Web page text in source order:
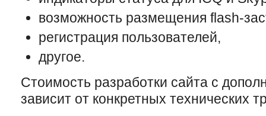
возможность размещения flash-
регистрация пользователей,
другое.
Стоимость разработки сайта с
зависит от конкретных технических